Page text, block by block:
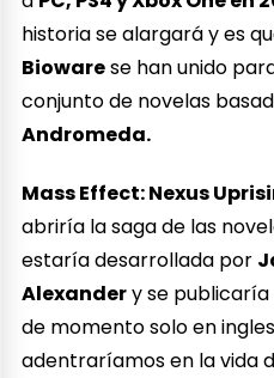
historia se alargará y es
Biowarese han unido
conjunto de novelas
Andromeda.
Mass Effect: Nexus
abriría la saga de las
estaría desarrollada por
Alexandery se publicaría
de momento solo en
adentraríamos en la vida